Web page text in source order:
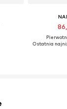
Ostatnia